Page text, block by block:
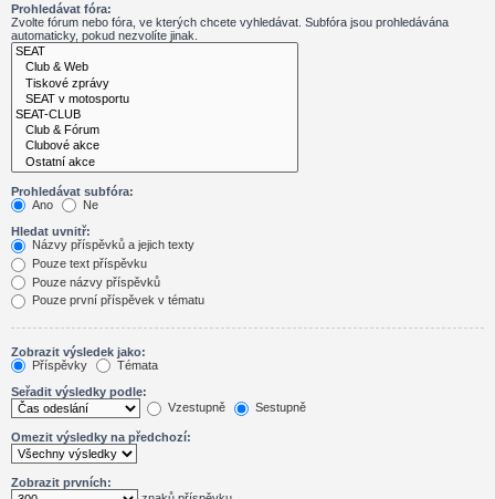
Prohledávat fóra:
Zvolte fórum nebo fóra, ve kterých chcete vyhledávat. Subfóra jsou prohledávána
automaticky, pokud nezvolíte jinak.
Prohledávat subfóra:
Ano
Ne
Hledat uvnitř:
Názvy příspěvků a jejich texty
Pouze text příspěvku
Pouze názvy příspěvků
Pouze první příspěvek v tématu
Zobrazit výsledek jako:
Příspěvky
Témata
Seřadit výsledky podle:
Vzestupně
Sestupně
Omezit výsledky na předchozí:
Zobrazit prvních: